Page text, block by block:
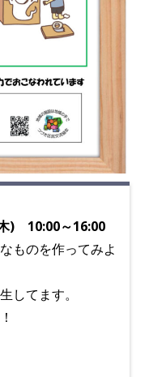
) 10:00～16:00
ものを作ってみよ
してます。